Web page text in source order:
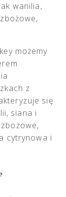
wanilia,
możemy
z
się
siana i
cytrynowa i